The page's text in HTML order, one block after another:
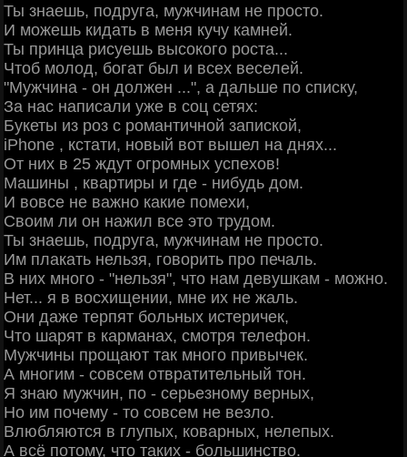
Ты знаешь, подруга, мужчинам не просто.
И можешь кидать в меня кучу камней.
Ты принца рисуешь высокого роста...
Чтоб молод, богат был и всех веселей.
"Мужчина - он должен ...", а дальше по списку,
За нас написали уже в соц сетях:
Букеты из роз с романтичной запиской,
iPhone , кстати, новый вот вышел на днях...
От них в 25 ждут огромных успехов!
Машины , квартиры и где - нибудь дом.
И вовсе не важно какие помехи,
Cвоим ли он нажил все это трудом.
Ты знаешь, подруга, мужчинам не просто.
Им плакать нельзя, говорить про печаль.
В них много - "нельзя", что нам девушкам - можно.
Нет... я в восхищении, мне их не жаль.
Они даже терпят больных истеричек,
Что шарят в карманах, смотря телефон.
Мужчины прощают так много привычек.
А многим - совсем отвратительный тон.
Я знаю мужчин, по - серьезному верных,
Но им почему - то совсем не везло.
Влюбляются в глупых, коварных, нелепых.
А всё потому, что таких - большинство.